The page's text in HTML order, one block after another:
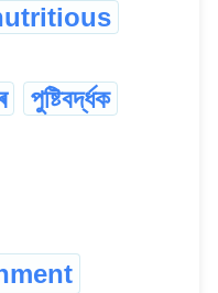
পুষ্টিবৰ্দ্ধক